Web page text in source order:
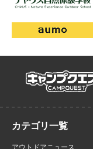
campquest
アウトドアニュース